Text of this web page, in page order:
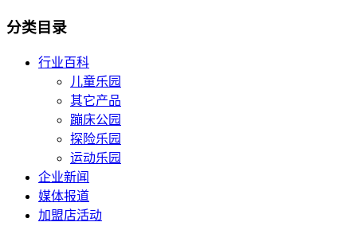
分类目录
行业百科
儿童乐园
其它产品
蹦床公园
探险乐园
运动乐园
企业新闻
媒体报道
加盟店活动